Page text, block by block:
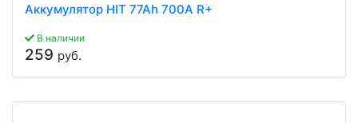
Аккумулятор HIT 77Ah 700A R+
В наличии
259 руб.